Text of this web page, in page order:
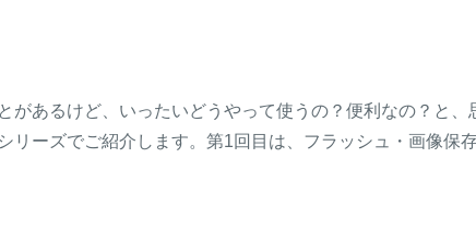
があるけど、いったいどうやって使うの？便利なの？と
ーズでご紹介します。第1回目は、フラッシュ・画像保